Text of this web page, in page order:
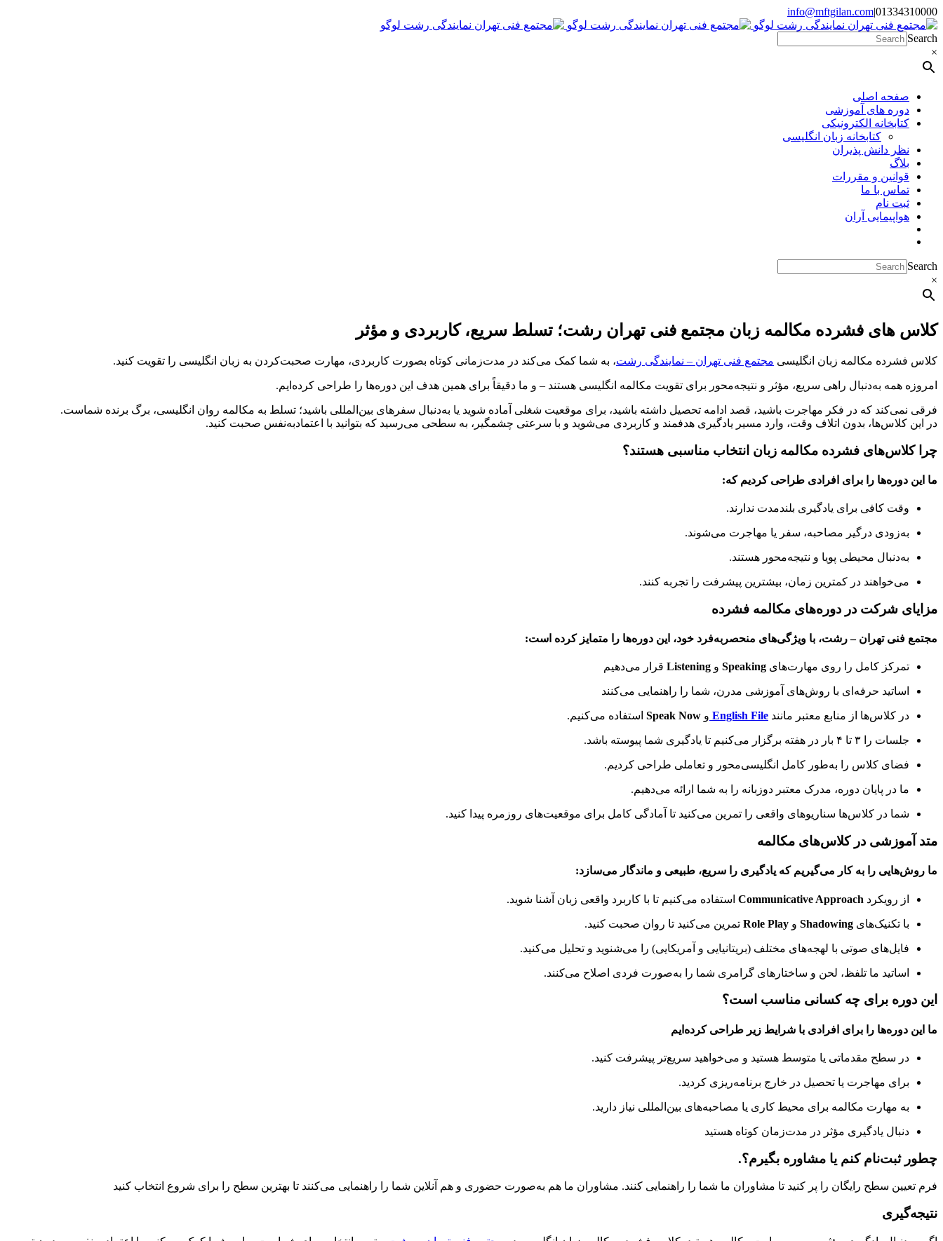
Skip
to
content
01334310000
|
info@mftgilan.com
Instagram
LinkedIn
Search
×
صفحه اصلی
دوره های آموزشی
کتابخانه الکترونیکی
کتابخانه زبان انگلیسی
نظر دانش پذیران
بلاگ
قوانین و مقررات
تماس با ما
ثبت نام
هواپیمایی آران
Search
×
کلاس های فشرده مکالمه زبان مجتمع فنی تهران رشت؛ تسلط سریع، کاربردی و مؤثر
کلاس فشرده مکالمه زبان انگلیسی مجتمع فنی تهران – نمایندگی رشت، به شما کمک می‌کند در مدت‌زمانی کوتاه بصورت کاربردی، مهارت صحبت‌کردن به زبان انگلیسی را تقویت کنید.
امروزه همه به‌دنبال راهی سریع، مؤثر و نتیجه‌محور برای تقویت مکالمه انگلیسی هستند – و ما دقیقاً برای همین هدف این دوره‌ها را طراحی کرده‌ایم.
فرقی نمی‌کند که در فکر مهاجرت باشید، قصد ادامه تحصیل داشته باشید، برای موقعیت شغلی آماده شوید یا به‌دنبال سفرهای بین‌المللی باشید؛ تسلط به مکالمه روان انگلیسی، برگ برنده شماست.
در این کلاس‌ها، بدون اتلاف وقت، وارد مسیر یادگیری هدفمند و کاربردی می‌شوید و با سرعتی چشمگیر، به سطحی می‌رسید که بتوانید با اعتمادبه‌نفس صحبت کنید.
چرا کلاس‌های فشرده مکالمه زبان انتخاب مناسبی هستند؟
ما این دوره‌ها را برای افرادی طراحی کردیم که:
وقت کافی برای یادگیری بلندمدت ندارند.
به‌زودی درگیر مصاحبه، سفر یا مهاجرت می‌شوند.
به‌دنبال محیطی پویا و نتیجه‌محور هستند.
می‌خواهند در کمترین زمان، بیشترین پیشرفت را تجربه کنند.
مزایای شرکت در دوره‌های مکالمه فشرده
مجتمع فنی تهران – رشت، با ویژگی‌های منحصربه‌فرد خود، این دوره‌ها را متمایز کرده است:
تمرکز کامل را روی مهارت‌های Speaking و Listening قرار می‌دهیم
اساتید حرفه‌ای با روش‌های آموزشی مدرن، شما را راهنمایی می‌کنند
در کلاس‌ها از منابع معتبر مانند English File و Speak Now استفاده می‌کنیم.
جلسات را ۳ تا ۴ بار در هفته برگزار می‌کنیم تا یادگیری شما پیوسته باشد.
فضای کلاس را به‌طور کامل انگلیسی‌محور و تعاملی طراحی کردیم.
ما در پایان دوره، مدرک معتبر دوزبانه را به شما ارائه می‌دهیم.
شما در کلاس‌ها سناریوهای واقعی را تمرین می‌کنید تا آمادگی کامل برای موقعیت‌های روزمره پیدا کنید.
متد آموزشی در کلاس‌های مکالمه
ما روش‌هایی را به کار می‌گیریم که یادگیری را سریع، طبیعی و ماندگار می‌سازد:
از رویکرد Communicative Approach استفاده می‌کنیم تا با کاربرد واقعی زبان آشنا شوید.
با تکنیک‌های Shadowing و Role Play تمرین می‌کنید تا روان صحبت کنید.
فایل‌های صوتی با لهجه‌های مختلف (بریتانیایی و آمریکایی) را می‌شنوید و تحلیل می‌کنید.
اساتید ما تلفظ، لحن و ساختارهای گرامری شما را به‌صورت فردی اصلاح می‌کنند.
این دوره برای چه کسانی مناسب است؟
ما این دوره‌ها را برای افرادی با شرایط زیر طراحی کرده‌ایم
در سطح مقدماتی یا متوسط هستید و می‌خواهید سریع‌تر پیشرفت کنید.
برای مهاجرت یا تحصیل در خارج برنامه‌ریزی کردید.
به مهارت مکالمه برای محیط کاری یا مصاحبه‌های بین‌المللی نیاز دارید.
دنبال یادگیری مؤثر در مدت‌زمان کوتاه هستید
چطور ثبت‌نام کنم یا مشاوره بگیرم؟.
فرم تعیین سطح رایگان را پر کنید تا مشاوران ما شما را راهنمایی کنند. مشاوران ما هم به‌صورت حضوری و هم آنلاین شما را راهنمایی می‌کنند تا بهترین سطح را برای شروع انتخاب کنید
نتیجه‌گیری